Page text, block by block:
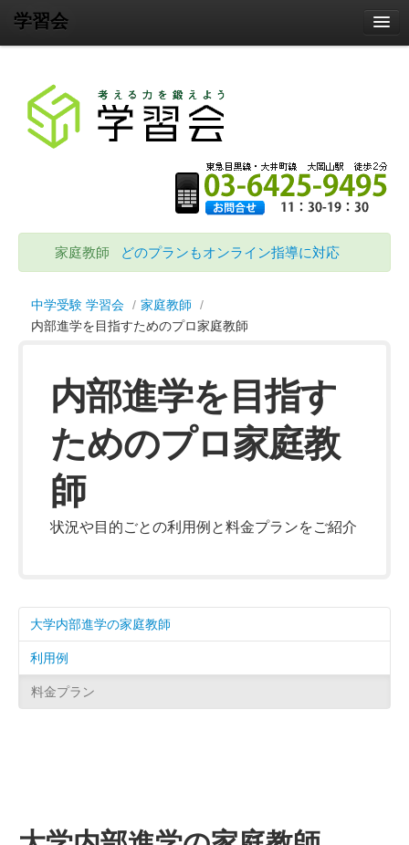
学習会
教室
家庭教師
サポート
お問合せ
家庭教師 どのプランもオンライン指導に対応
中学受験 学習会 / 家庭教師
/
内部進学を目指すためのプロ家庭教師
内部進学を目指す
ためのプロ家庭教
師
状況や目的ごとの利用例と料金プランをご紹介
大学内部進学の家庭教師
利用例
料金プラン